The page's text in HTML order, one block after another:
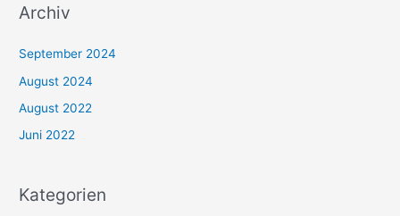
Archiv
September 2024
August 2024
August 2022
Juni 2022
Kategorien